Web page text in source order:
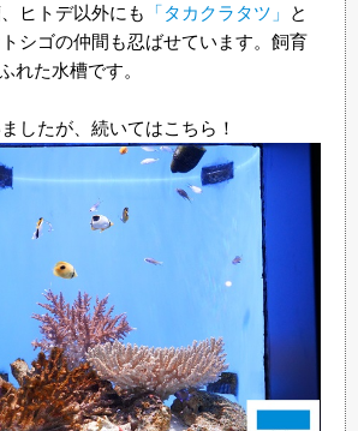
ヒトデ以外にも
「タカクラタツ」
と
シゴの仲間も忍ばせています。飼育
れた水槽です。
したが、続いてはこちら！